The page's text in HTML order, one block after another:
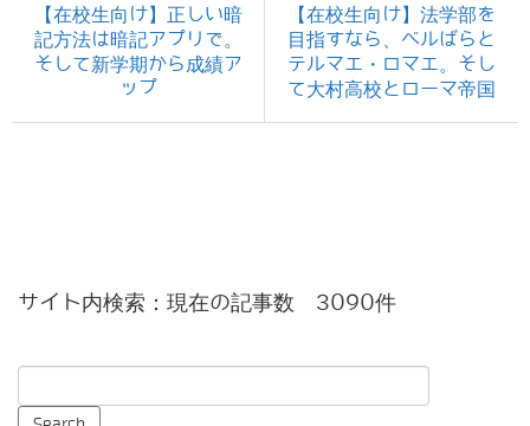
【在校生向け】正しい暗
記方法は暗記アプリで。
そして新学期から成績ア
ップ
【在校生向け】法学部を
目指すなら、ベルばらと
テルマエ・ロマエ。そし
て大村高校とローマ帝国
サイト内検索：現在の記事数 3090件